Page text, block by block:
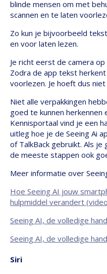
blinde mensen om met
scannen en te laten
Zo kun je bijvoorbeeld
en voor laten lezen.
Je richt eerst de camera
Zodra de app tekst
voorlezen. Je hoeft dus
Niet alle verpakkingen
goed te kunnen herkennen
Kennisportaal vind je een
uitleg hoe je de Seeing Ai
of TalkBack gebruikt. Als
de meeste stappen ook
Meer informatie over
Hoe Seeing AI jouw
hulpmiddel verandert
Seeing AI, de volledige
Seeing AI, de volledige
Siri